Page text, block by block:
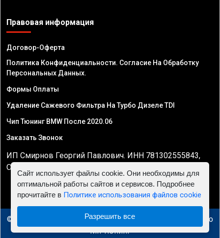
Правовая информация
Договор-Оферта
Политика Конфиденциальности. Согласие На Обработку
Персональных Данных.
Формы Оплаты
Удаление Сажевого Фильтра На Турбо Дизеле TDI
Чип Тюнинг BMW После 2020.06
Заказать Звонок
ИП Смирнов Георгий Павлович. ИНН 781302555843,
ОГРНИП 324470400032610
© 2010 - 2026 Чип тюнинг в Минске - Автосервис "Евро
Чип Тюнинг"
Сайт использует файлы cookie. Они необходимы для
оптимальной работы сайтов и сервисов. Подробнее
прочитайте в Политике использования файлов cookie
Разрешить все